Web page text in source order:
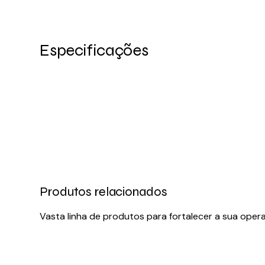
Especificações
Produtos relacionados
Vasta linha de produtos para fortalecer a sua